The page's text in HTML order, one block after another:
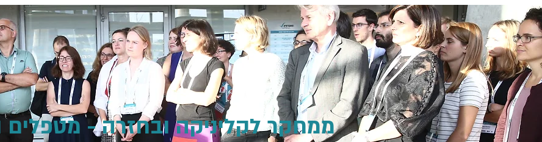
ממחקר לקליניקה ובחזרה - מטפלים